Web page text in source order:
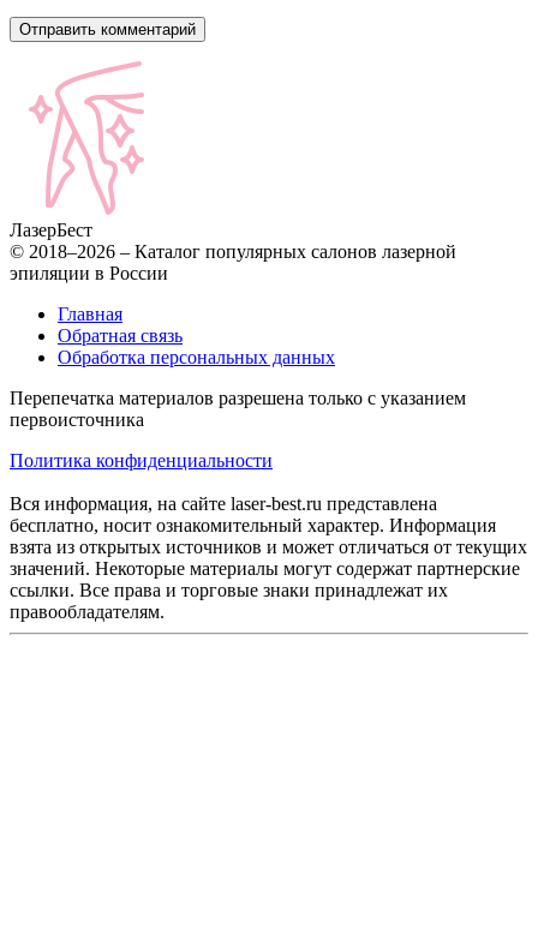
ЛазерБест
© 2018–2026 – Каталог популярных салонов лазерной
эпиляции в России
Главная
Обратная связь
Обработка персональных данных
Перепечатка материалов разрешена только с указанием
первоисточника
Политика конфиденциальности
Вся информация, на сайте laser-best.ru представлена
бесплатно, носит ознакомительный характер. Информация
взята из открытых источников и может отличаться от текущих
значений. Некоторые материалы могут содержат партнерские
ссылки. Все права и торговые знаки принадлежат их
правообладателям.